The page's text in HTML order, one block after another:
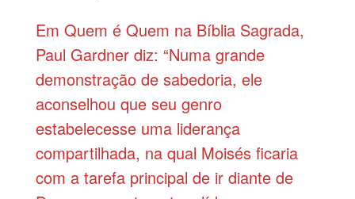
Em Quem é Quem na Bíblia Sagrada,
Paul Gardner diz: “Numa grande
demonstração de sabedoria, ele
aconselhou que seu genro
estabelecesse uma liderança
compartilhada, na qual Moisés ficaria
com a tarefa principal de ir diante de